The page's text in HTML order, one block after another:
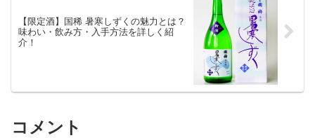
【限定酒】国稀 暑寒しずくの魅力とは？
味わい・飲み方・入手方法を詳しく紹
介！
コメント